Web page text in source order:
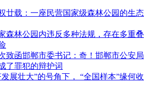
廿载：一座民营国家级森林公园的生态
森林公园内违反多种法规，存在多重叠
致函邯郸市委书记：奇！邯郸市公安局
了罪犯的辩护词
展壮大”的号角下， “全国样本”缘何收